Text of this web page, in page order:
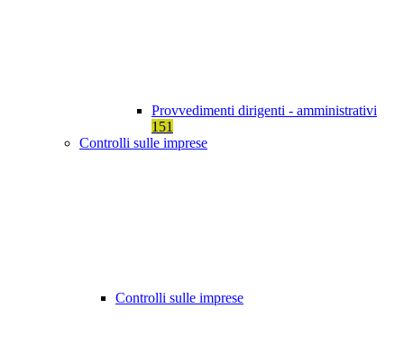
Provvedimenti dirigenti - amministrativi
151
Controlli sulle imprese
Controlli sulle imprese